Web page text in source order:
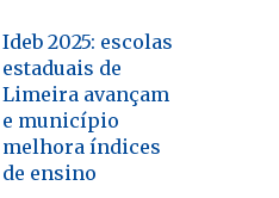
Ideb 2025: escolas
estaduais de
Limeira avançam
e município
melhora índices
de ensino